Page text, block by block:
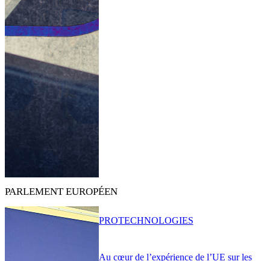
PARLEMENT EUROPÉEN
Au cœur de l’expérience de l’UE sur les
PROTECHNOLOGIES